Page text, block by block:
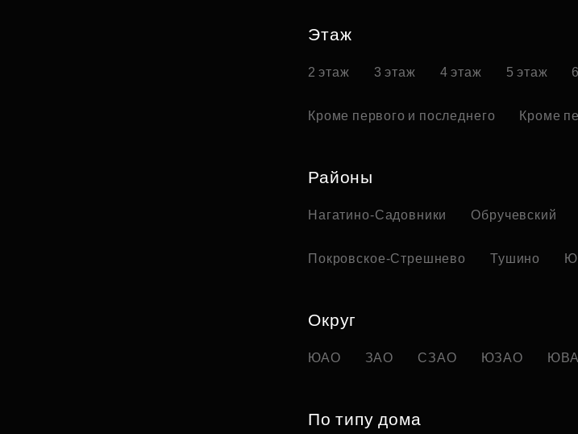
Этаж
2 этаж 3 этаж 4 этаж 5 этаж
Кроме первого и последнего Кроме
Районы
Нагатино-Садовники Обручевский
Покровское-Стрешнево Тушино
Округ
ЮАО ЗАО СЗАО ЮЗАО
По типу дома